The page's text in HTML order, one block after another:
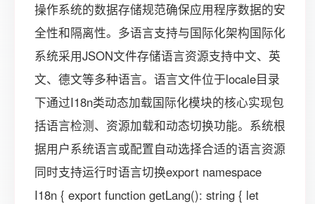
操作系统的数据存储规范确保应用程序数据的安
全性和隔离性。多语言支持与国际化架构国际化
系统采用JSON文件存储语言资源支持中文、英
文、德文等多种语言。语言文件位于locale目录
下通过I18n类动态加载国际化模块的核心实现包
括语言检测、资源加载和动态切换功能。系统根
据用户系统语言或配置自动选择合适的语言资源
同时支持运行时语言切换export namespace
I18n { export function getLang(): string { let